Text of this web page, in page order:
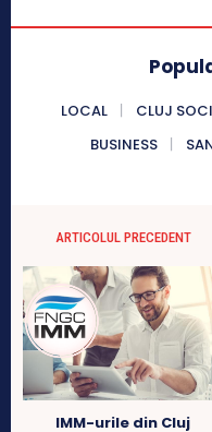
LOCAL CLUJ
BUSINESS
ARTICOLUL PRECEDENT
IMM-urile din Cluj